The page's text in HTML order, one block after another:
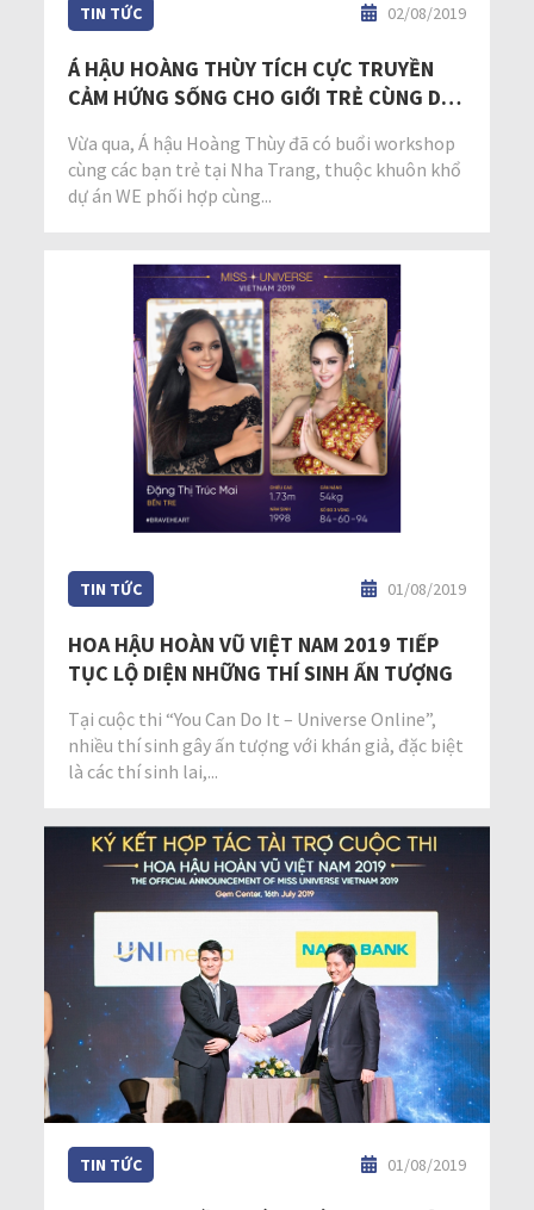
TIN TỨC 02/08/2019
Á HẬU HOÀNG THÙY TÍCH CỰC TRUYỀN
CẢM HỨNG SỐNG CHO GIỚI TRẺ CÙNG DỰ
Vừa qua, Á hậu Hoàng Thùy đã có buổi workshop
cùng các bạn trẻ tại Nha Trang, thuộc khuôn khổ
dự án WE phối hợp cùng...
TIN TỨC 01/08/2019
HOA HẬU HOÀN VŨ VIỆT NAM 2019 TIẾP
TỤC LỘ DIỆN NHỮNG THÍ SINH ẤN TƯỢNG
Tại cuộc thi “You Can Do It – Universe Online”,
nhiều thí sinh gây ấn tượng với khán giả, đặc biệt
là các thí sinh lai,...
TIN TỨC 01/08/2019